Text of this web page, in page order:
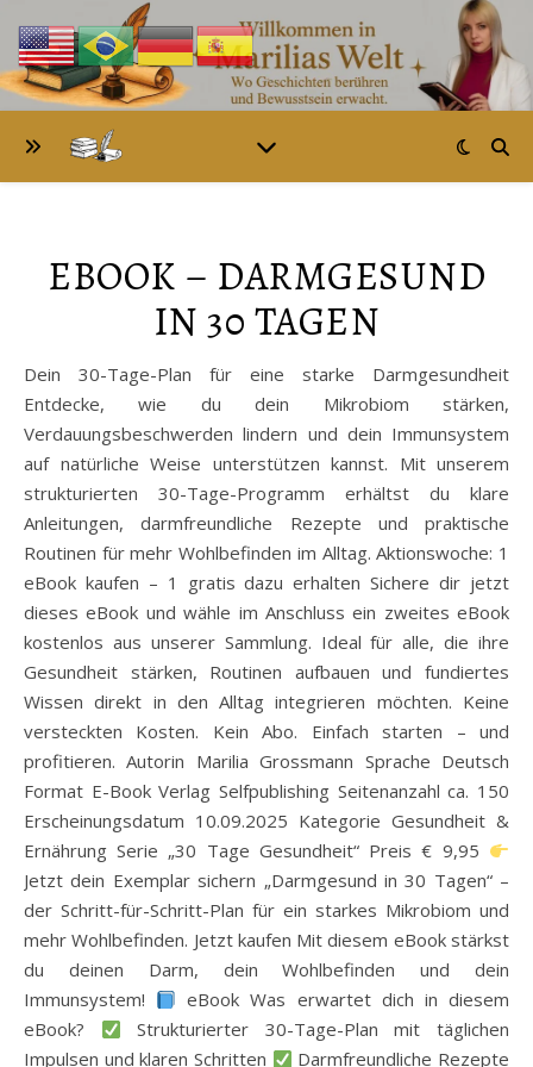
EBOOK – DARMGESUND
IN 30 TAGEN
Dein 30-Tage-Plan für eine starke Darmgesundheit
Entdecke, wie du dein Mikrobiom stärken,
Verdauungsbeschwerden lindern und dein Immunsystem
auf natürliche Weise unterstützen kannst. Mit unserem
strukturierten 30-Tage-Programm erhältst du klare
Anleitungen, darmfreundliche Rezepte und praktische
Routinen für mehr Wohlbefinden im Alltag. Aktionswoche: 1
eBook kaufen – 1 gratis dazu erhalten Sichere dir jetzt
dieses eBook und wähle im Anschluss ein zweites eBook
kostenlos aus unserer Sammlung. Ideal für alle, die ihre
Gesundheit stärken, Routinen aufbauen und fundiertes
Wissen direkt in den Alltag integrieren möchten. Keine
versteckten Kosten. Kein Abo. Einfach starten – und
profitieren. Autorin Marilia Grossmann Sprache Deutsch
Format E-Book Verlag Selfpublishing Seitenanzahl ca. 150
Erscheinungsdatum 10.09.2025 Kategorie Gesundheit &
Ernährung Serie „30 Tage Gesundheit“ Preis € 9,95
Jetzt dein Exemplar sichern „Darmgesund in 30 Tagen“ –
der Schritt-für-Schritt-Plan für ein starkes Mikrobiom und
mehr Wohlbefinden. Jetzt kaufen Mit diesem eBook stärkst
du deinen Darm, dein Wohlbefinden und dein
Immunsystem!
eBook Was erwartet dich in diesem
eBook?
Strukturierter 30-Tage-Plan mit täglichen
Impulsen und klaren Schritten
Darmfreundliche Rezepte